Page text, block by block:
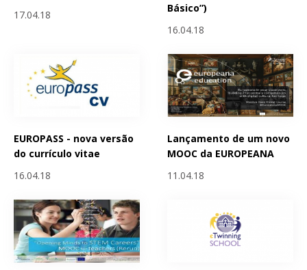
17.04.18
Básico”)
16.04.18
EUROPASS - nova versão
do currículo vitae
16.04.18
Lançamento de um novo
MOOC da EUROPEANA
11.04.18